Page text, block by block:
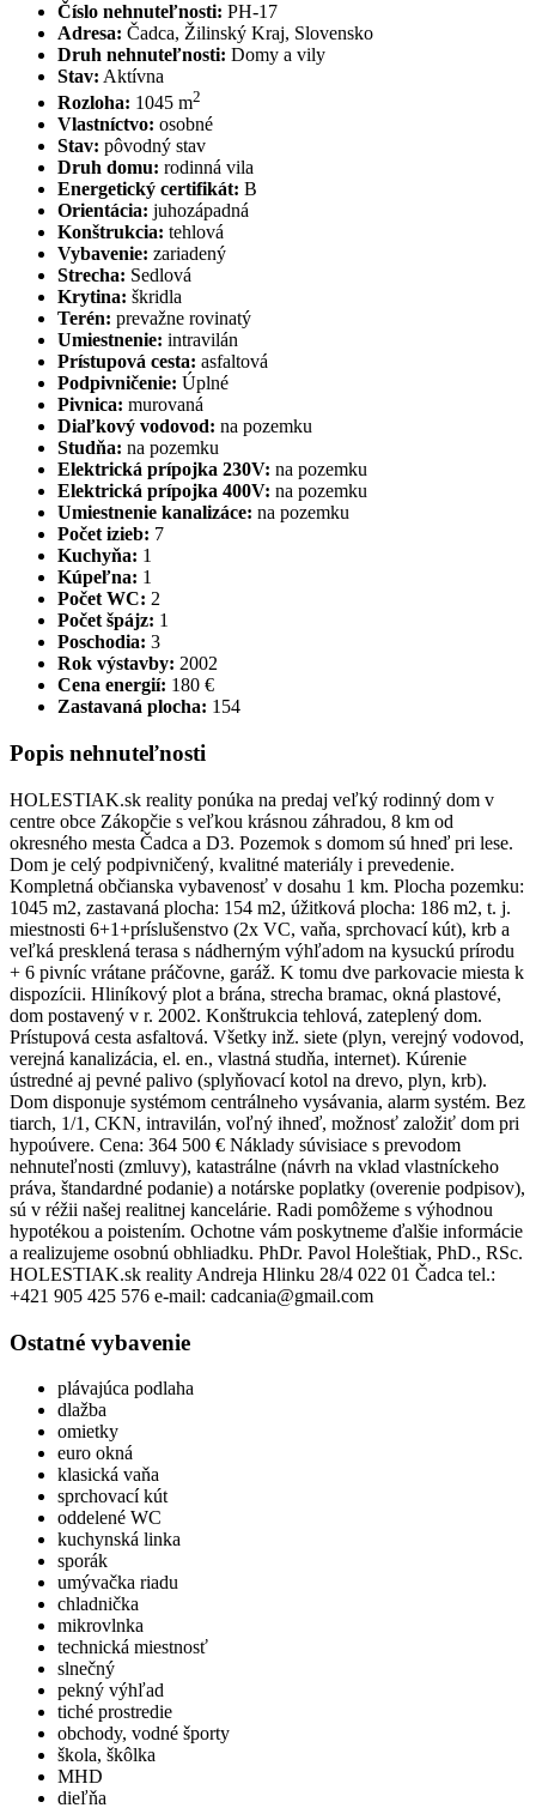
Číslo nehnuteľnosti: PH-17
Adresa: Čadca, Žilinský Kraj, Slovensko
Druh nehnuteľnosti: Domy a vily
Stav: Aktívna
Rozloha: 1045 m2
Vlastníctvo: osobné
Stav: pôvodný stav
Druh domu: rodinná vila
Energetický certifikát: B
Orientácia: juhozápadná
Konštrukcia: tehlová
Vybavenie: zariadený
Strecha: Sedlová
Krytina: škridla
Terén: prevažne rovinatý
Umiestnenie: intravilán
Prístupová cesta: asfaltová
Podpivničenie: Úplné
Pivnica: murovaná
Diaľkový vodovod: na pozemku
Studňa: na pozemku
Elektrická prípojka 230V: na pozemku
Elektrická prípojka 400V: na pozemku
Umiestnenie kanalizáce: na pozemku
Počet izieb: 7
Kuchyňa: 1
Kúpeľna: 1
Počet WC: 2
Počet špájz: 1
Poschodia: 3
Rok výstavby: 2002
Cena energií: 180 €
Zastavaná plocha: 154
Popis nehnuteľnosti
HOLESTIAK.sk reality ponúka na predaj veľký rodinný dom v
centre obce Zákopčie s veľkou krásnou záhradou, 8 km od
okresného mesta Čadca a D3. Pozemok s domom sú hneď pri lese.
Dom je celý podpivničený, kvalitné materiály i prevedenie.
Kompletná občianska vybavenosť v dosahu 1 km. Plocha pozemku:
1045 m2, zastavaná plocha: 154 m2, úžitková plocha: 186 m2, t. j.
miestnosti 6+1+príslušenstvo (2x VC, vaňa, sprchovací kút), krb a
veľká presklená terasa s nádherným výhľadom na kysuckú prírodu
+ 6 pivníc vrátane práčovne, garáž. K tomu dve parkovacie miesta k
dispozícii. Hliníkový plot a brána, strecha bramac, okná plastové,
dom postavený v r. 2002. Konštrukcia tehlová, zateplený dom.
Prístupová cesta asfaltová. Všetky inž. siete (plyn, verejný vodovod,
verejná kanalizácia, el. en., vlastná studňa, internet). Kúrenie
ústredné aj pevné palivo (splyňovací kotol na drevo, plyn, krb).
Dom disponuje systémom centrálneho vysávania, alarm systém. Bez
tiarch, 1/1, CKN, intravilán, voľný ihneď, možnosť založiť dom pri
hypoúvere. Cena: 364 500 € Náklady súvisiace s prevodom
nehnuteľnosti (zmluvy), katastrálne (návrh na vklad vlastníckeho
práva, štandardné podanie) a notárske poplatky (overenie podpisov),
sú v réžii našej realitnej kancelárie. Radi pomôžeme s výhodnou
hypotékou a poistením. Ochotne vám poskytneme ďalšie informácie
a realizujeme osobnú obhliadku. PhDr. Pavol Holeštiak, PhD., RSc.
HOLESTIAK.sk reality Andreja Hlinku 28/4 022 01 Čadca tel.:
+421 905 425 576 e-mail: cadcania@gmail.com
Ostatné vybavenie
plávajúca podlaha
dlažba
omietky
euro okná
klasická vaňa
sprchovací kút
oddelené WC
kuchynská linka
sporák
umývačka riadu
chladnička
mikrovlnka
technická miestnosť
slnečný
pekný výhľad
tiché prostredie
obchody, vodné športy
škola, škôlka
MHD
dieľňa